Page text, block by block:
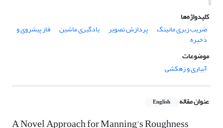
کلیدواژه‌ها
ضریب زبری مانینگ
پردازش تصویر یادگیری ماشین فاز پیشروی و
ذخیره
موضوعات
آبیاری و زهکشی
عنوان مقاله English
A Novel Approach for Manning’s Roughness